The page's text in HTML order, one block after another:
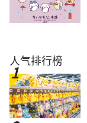
人气排行榜